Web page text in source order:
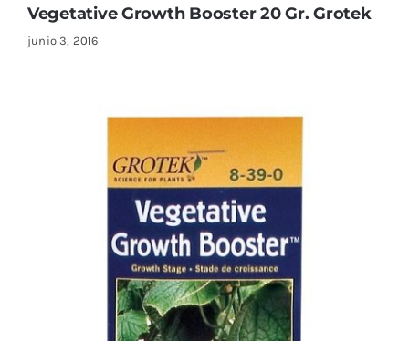
Vegetative Growth Booster 20 Gr. Grotek
junio 3, 2016